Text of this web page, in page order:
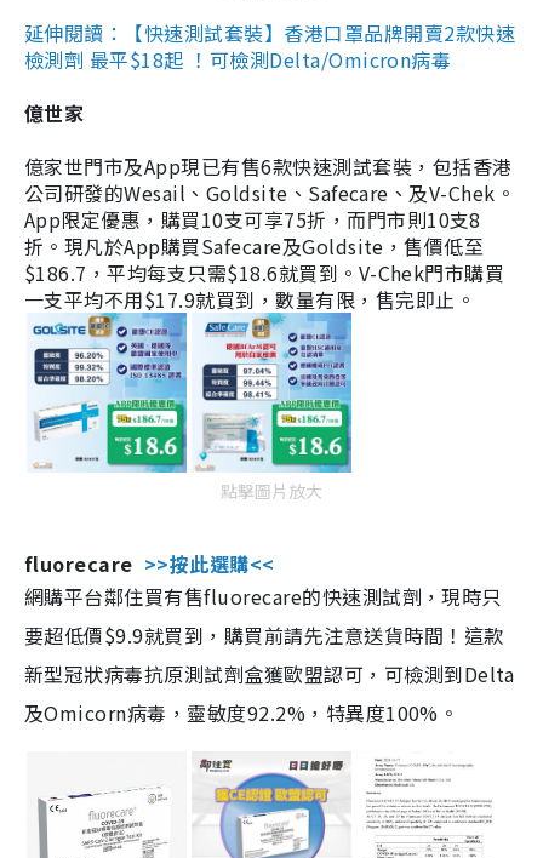
延伸閱讀：【快速測試套裝】香港口罩品牌開賣2款快速
檢測劑 最平$18起 ！可檢測Delta/Omicron病毒
億世家
億家世門市及App現已有售6款快速測試套裝，包括香港
公司研發的Wesail、Goldsite、Safecare、及V-Chek。
App限定優惠，購買10支可享75折，而門市則10支8
折。現凡於App購買Safecare及Goldsite，售價低至
$186.7，平均每支只需$18.6就買到。V-Chek門市購買
一支平均不用$17.9就買到，數量有限，售完即止。
點擊圖片放大
fluorecare >>按此選購<<
網購平台鄰住買有售fluorecare的快速測試劑，現時只
要超低價$9.9就買到，購買前請先注意送貨時間！這款
新型冠狀病毒抗原測試劑盒獲歐盟認可，可檢測到Delta
及Omicorn病毒，靈敏度92.2%，特異度100%。